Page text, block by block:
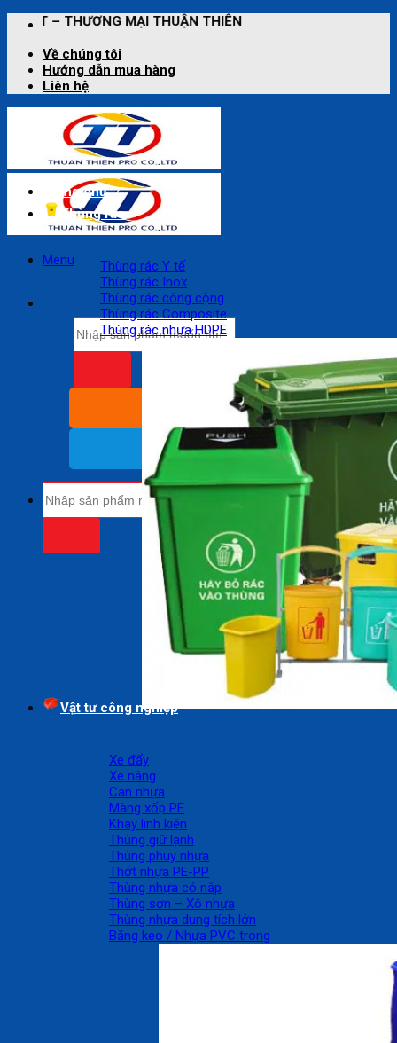
dung
MẠI THUẬN THIÊN
Về chúng tôi
Hướng dẫn mua hàng
Liên hệ
Menu
kiếm:
BÁO GIÁ SỈ
(Nhận báo giá sỉ)
18009485
(Miễn cước cuộc gọi)
kiếm:
Trang chủ
Thùng rác
Thùng rác Y tế
Thùng rác Inox
Thùng rác công cộng
Thùng rác Composite
Thùng rác nhựa HDPE
Vật tư công nghiệp
Xe đẩy
Xe nâng
Can nhựa
Màng xốp PE
Khay linh kiện
Thùng giữ lạnh
Thùng phuy nhựa
Thớt nhựa PE-PP
Thùng nhựa có nắp
Thùng sơn – Xô nhựa
Thùng nhựa dung tích lớn
Băng keo / Nhựa PVC trong